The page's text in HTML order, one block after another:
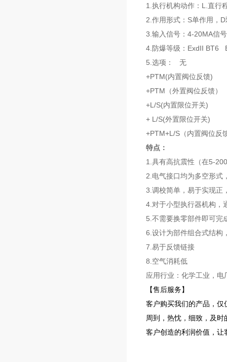
1.执行机构动作：L.直行
2.作用形式：S单作用，
3.输入信号：4-20MA信号
4.防爆等级：ExdII BT6
5.选项： 无
+PTM(内置阀位反馈)
+PTM（外置阀位反馈）
+L/S(内置限位开关)
+ L/S(外置限位开关)
+PTM+L/S（内置阀位反
特点：
1.具有高抗震性（在5-
2.电气接口均为多空形式
3.调校简单，易于实现正
4.对于小型执行器机构，
5.不需要换零部件即可完
6.设计为部件组合式结构
7.易于反馈链接
8.空气消耗低
应用行业：化学工业，
【售后服务】
客户购买我们的产品，
周到，热忱，细致，及
客户创造的利润价值，